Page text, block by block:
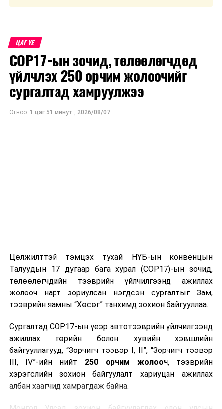
"Ногоон дуу хоолой" аянд нэгдэж тарьсан модоо
ЦАГ ҮЕ
COP17-ын зочид, төлөөлөгчдөд
үйлчлэх 250 орчим жолоочийг
сургалтад хамруулжээ
Огноо: 1 цаг 51 минут , 2026/08/07
Цөлжилттэй тэмцэх тухай НҮБ-ын конвенцын
Талуудын 17 дугаар бага хурал (COP17)-ын зочид,
төлөөлөгчдийн тээврийн үйлчилгээнд ажиллах
жолооч нарт зориулсан нэгдсэн сургалтыг Зам,
тээврийн яамны “Хөсөг” танхимд зохион байгууллаа.
Сургалтад COP17-ын үеэр автотээврийн үйлчилгээнд
ажиллах төрийн болон хувийн хэвшлийн
байгууллагууд, “Зорчигч тээвэр I, II”, “Зорчигч тээвэр
III, IV”-ийн нийт 250 орчим жолооч, тээврийн
хэрэгслийн зохион байгуулалт хариуцан ажиллах
албан хаагчид хамрагдаж байна.